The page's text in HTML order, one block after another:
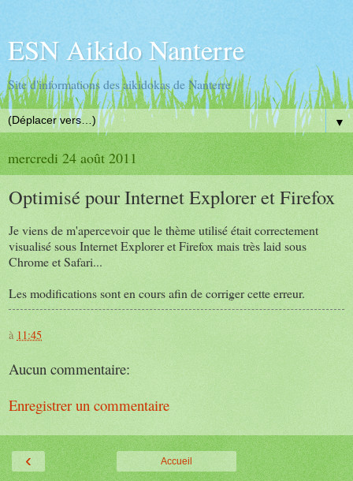
ESN Aikido Nanterre
Site d'informations des aikidokas de Nanterre
▼
mercredi 24 août 2011
Optimisé pour Internet Explorer et Firefox
Je viens de m'apercevoir que le thème utilisé était correctement
visualisé sous Internet Explorer et Firefox mais très laid sous
Chrome et Safari...
Les modifications sont en cours afin de corriger cette erreur.
à 11:45
Aucun commentaire:
Enregistrer un commentaire
‹ Accueil